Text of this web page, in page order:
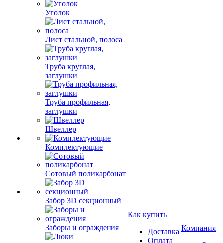
Уголок
Лист стальной, полоса
Труба круглая,
заглушки
Труба профильная,
заглушки
Швеллер
Комплектующие
Сотовый поликарбонат
Забор 3D секционный
Заборы и ограждения
Как купить
Доставка
Оплата
Компания